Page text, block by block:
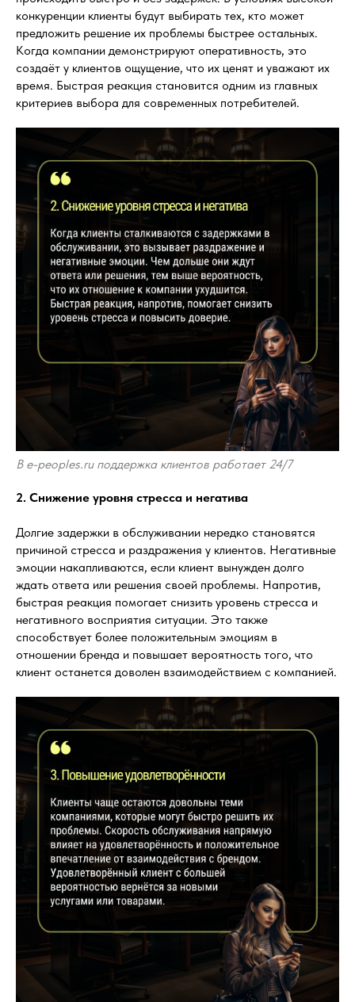
конкуренции клиенты будут выбирать тех, кто может
предложить решение их проблемы быстрее остальных.
Когда компании демонстрируют оперативность, это
создаёт у клиентов ощущение, что их ценят и уважают их
время. Быстрая реакция становится одним из главных
критериев выбора для современных потребителей.
В e-peoples.ru поддержка клиентов работает 24/7
2. Снижение уровня стресса и негатива
Долгие задержки в обслуживании нередко становятся
причиной стресса и раздражения у клиентов. Негативные
эмоции накапливаются, если клиент вынужден долго
ждать ответа или решения своей проблемы. Напротив,
быстрая реакция помогает снизить уровень стресса и
негативного восприятия ситуации. Это также
способствует более положительным эмоциям в
отношении бренда и повышает вероятность того, что
клиент останется доволен взаимодействием с компанией.